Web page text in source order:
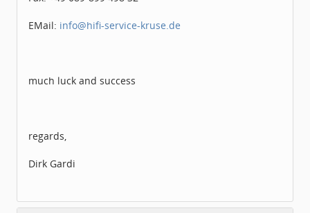
EMail: info@hifi-service-kruse.de
much luck and success
regards,
Dirk Gardi